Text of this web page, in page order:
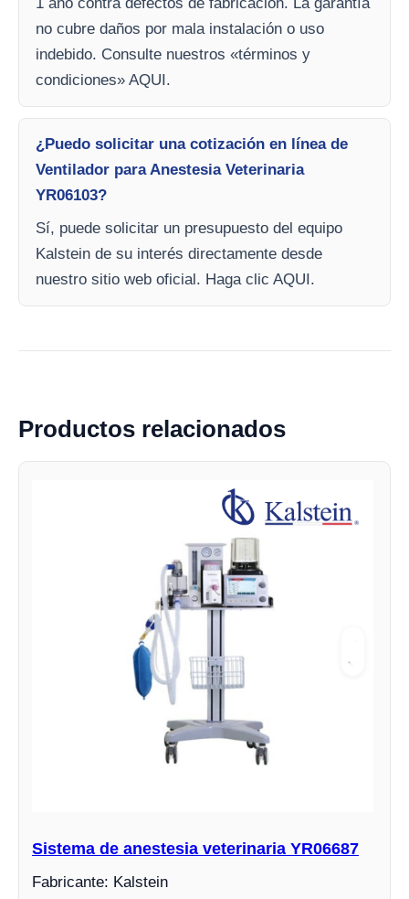
no cubre daños por mala instalación o uso
indebido. Consulte nuestros «términos y
condiciones» AQUI.
¿Puedo solicitar una cotización en línea de
Ventilador para Anestesia Veterinaria
YR06103?
Sí, puede solicitar un presupuesto del equipo
Kalstein de su interés directamente desde
nuestro sitio web oficial. Haga clic AQUI.
Productos relacionados
Sistema de anestesia veterinaria YR06687
Fabricante: Kalstein